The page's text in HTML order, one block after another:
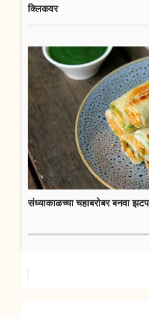
क्लिकवर
संध्याकाळच्या चहाबरोबर बनवा